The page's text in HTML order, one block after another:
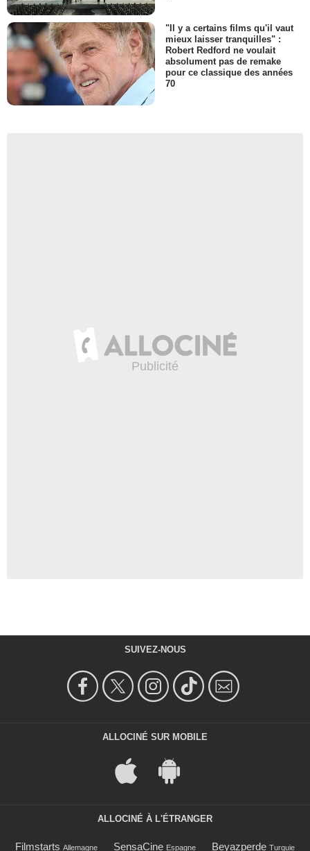
"Il y a certains films qu'il vaut
mieux laisser tranquilles" :
Robert Redford ne voulait
absolument pas de remake
pour ce classique des années
70
SUIVEZ-NOUS
ALLOCINÉ SUR MOBILE
ALLOCINÉ À L'ÉTRANGER
Filmstarts Allemagne SensaCine Espagne Beyazperde Turquie